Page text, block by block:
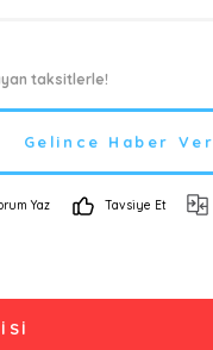
taksitlerle!
Gelince Haber Ver
Yaz Tavsiye Et